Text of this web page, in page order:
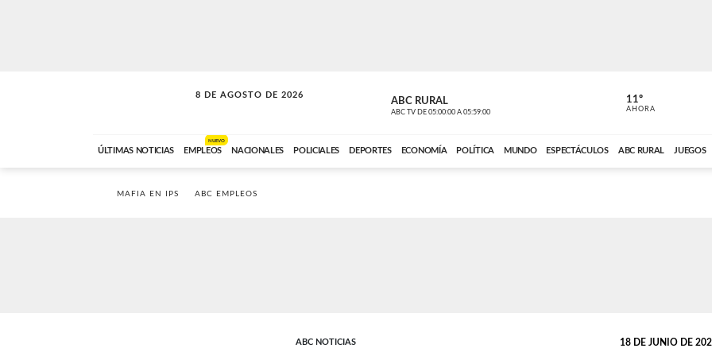
8 DE AGOSTO DE 2026
SOLO MÚSICA ABC RURAL
ABC TV DE 05:00:00 A 05:59:00 ABC CARDINAL
11º
AHORA
ÚLTIMAS NOTICIAS EMPLEOS
NUEVO
NACIONALES POLICIALES DEPORTES ECONOMÍA POLÍTICA MUNDO ESPECTÁCULOS ABC RURAL JUEGOS
MAFIA EN IPS ABC EMPLEOS
ABC NOTICIAS 18 DE JUNIO DE